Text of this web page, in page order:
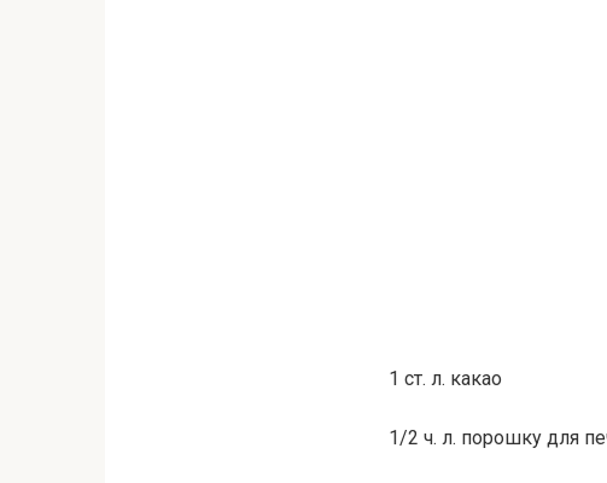
1 ст. л. какао
1/2 ч. л. порошку для